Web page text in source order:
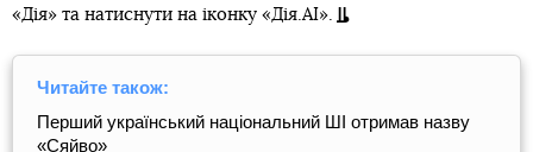
«Дія» та натиснути на іконку «Дія.AI».
Читайте також:
Перший український національний ШІ отримав назву
«Сяйво»